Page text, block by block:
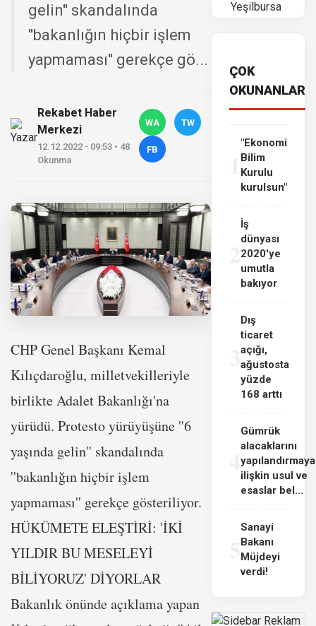
gelin'' skandalında
''bakanlığın hiçbir işlem
yapmaması'' gerekçe gö...
Rekabet Haber
Merkezi
12.12.2022 - 09:53 • 48
Okunma
WA TW
FB
CHP Genel Başkanı Kemal
Kılıçdaroğlu, milletvekilleriyle
birlikte Adalet Bakanlığı'na
yürüdü. Protesto yürüyüşüne ''6
yaşında gelin'' skandalında
''bakanlığın hiçbir işlem
yapmaması'' gerekçe gösteriliyor.
HÜKÜMETE ELEŞTİRİ: 'İKİ
YILDIR BU MESELEYİ
BİLİYORUZ' DİYORLAR
Bakanlık önünde açıklama yapan
ÇOK
OKUNANLAR
"Ekonomi
Bilim
Kurulu
kurulsun"
İş
dünyası
2020'ye
umutla
bakıyor
3
Dış
ticaret
açığı,
ağustosta
yüzde
168 arttı
4
Gümrük
alacaklarını
yapılandırmaya
ilişkin usul ve
esaslar bel...
Sanayi
Bakanı
Müjdeyi
verdi!